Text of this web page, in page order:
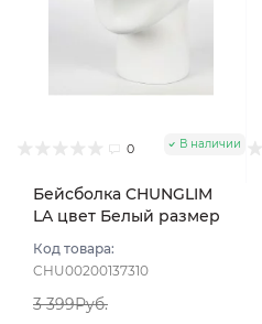
0 В наличии
Бейсболка CHUNGLIM
LA цвет Белый размер
Код товара:
CHU00200137310
3 399Руб.